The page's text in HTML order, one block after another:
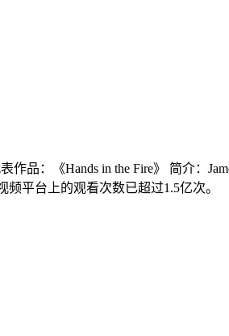
品：《Hands in the Fire》 简介：
频平台上的观看次数已超过1.5亿次。